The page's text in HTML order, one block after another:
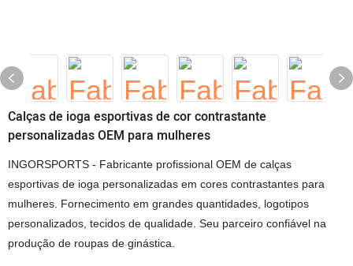
Calças de ioga esportivas de cor contrastante
personalizadas OEM para mulheres
INGORSPORTS - Fabricante profissional OEM de calças
esportivas de ioga personalizadas em cores contrastantes para
mulheres. Fornecimento em grandes quantidades, logotipos
personalizados, tecidos de qualidade. Seu parceiro confiável na
produção de roupas de ginástica.